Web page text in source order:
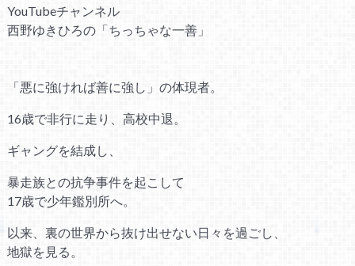
YouTubeチャンネル
西野ゆきひろの「ちっちゃな一善」
「悪に強ければ善に強し」の体現者。
16歳で非行に走り、高校中退。
ギャングを結成し、
暴走族との抗争事件を起こして
17歳で少年鑑別所へ。
以来、裏の世界から抜け出せない日々を過ごし、
地獄を見る。